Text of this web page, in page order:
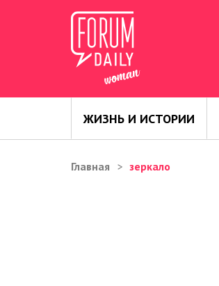
ЖИЗНЬ И ИСТОРИИ
Главная зеркало